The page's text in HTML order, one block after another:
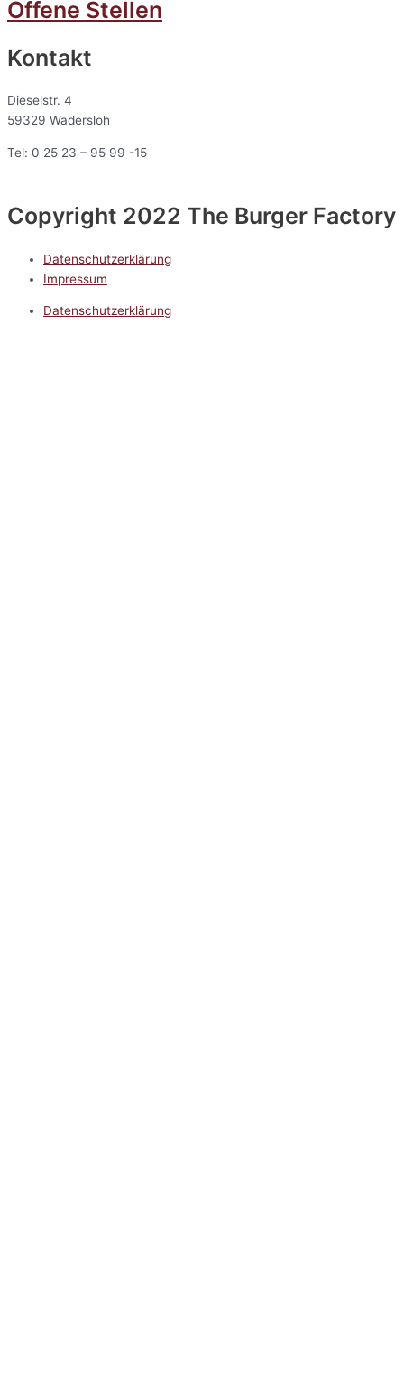
Offene Stellen
Kontakt
Dieselstr. 4
59329 Wadersloh
Tel: 0 25 23 – 95 99 -15
Copyright 2022 The Burger Factory
Datenschutzerklärung
Impressum
Datenschutzerklärung